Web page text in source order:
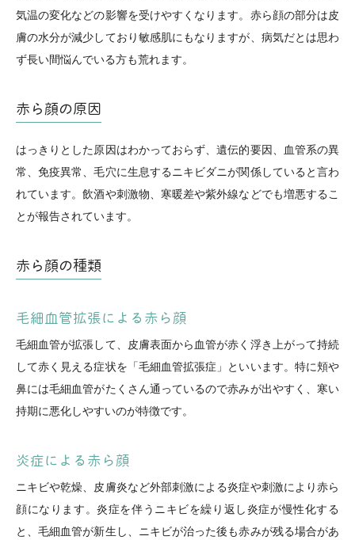
気温の変化などの影響を受けやすくなります。赤ら顔の部分は皮
膚の水分が減少しており敏感肌にもなりますが、病気だとは思わ
ず長い間悩んでいる方も荒れます。
赤ら顔の原因
はっきりとした原因はわかっておらず、遺伝的要因、血管系の異
常、免疫異常、毛穴に生息するニキビダニが関係していると言わ
れています。飲酒や刺激物、寒暖差や紫外線などでも増悪するこ
とが報告されています。
赤ら顔の種類
毛細血管拡張による赤ら顔
毛細血管が拡張して、皮膚表面から血管が赤く浮き上がって持続
して赤く見える症状を「毛細血管拡張症」といいます。特に頬や
鼻には毛細血管がたくさん通っているので赤みが出やすく、寒い
持期に悪化しやすいのが特徴です。
炎症による赤ら顔
ニキビや乾燥、皮膚炎など外部刺激による炎症や刺激により赤ら
顔になります。炎症を伴うニキビを繰り返し炎症が慢性化する
と、毛細血管が新生し、ニキビが治った後も赤みが残る場合があ